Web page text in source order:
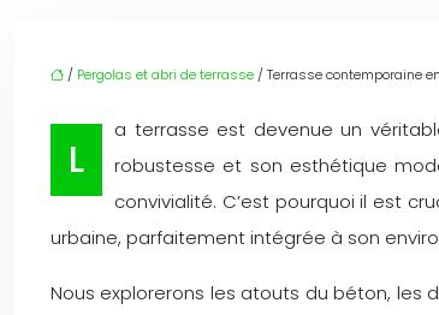
/ Pergolas et abri de terrasse/ Terrasse contemporaine
L
a terrasse est devenue un
robustesse et son esthétique
convivialité. C’est pourquoi il est
urbaine, parfaitement intégrée à son
Nous explorerons les atouts du béton,